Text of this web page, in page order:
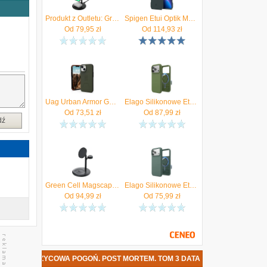
Produkt z Outletu: Greencell Magscape Ładowarka Indukcyjna 3W1 Magsafe Do Iphone Apple Watch Airpods Smartwatch
Od 79,95zł
Spigen Etui Optik Magsafe Armor Abyss Green Do Iphone 16 Pro
Od 114,93 zł
Uag Urban Armor Gear Futerał Civilian Kompatybilny Z Magsafe Do Iphone 14 Plus Green
Od 73,51 zł
Elago Silikonowe Etui Z Magsafe Iphone 17 Pro Cedar Green
Od 87,99 zł
Green Cell Magscape Stand 3W1 Magsafe Czarny
Od 94,99 zł
Elago Silikonowe Etui Z Magsafe Iphone 17 Pro Max Midnight Green
Od 75,99 zł
POGOŃ. POST MORTEM. TOM 3 DATA PREMIERY